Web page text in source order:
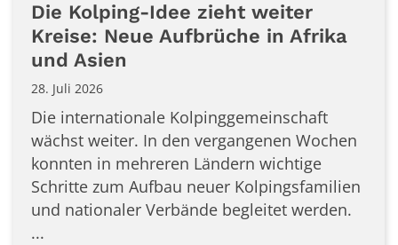
Die Kolping-Idee zieht weiter
Kreise: Neue Aufbrüche in Afrika
und Asien
28. Juli 2026
Die internationale Kolpinggemeinschaft
wächst weiter. In den vergangenen Wochen
konnten in mehreren Ländern wichtige
Schritte zum Aufbau neuer Kolpingsfamilien
und nationaler Verbände begleitet werden.
...